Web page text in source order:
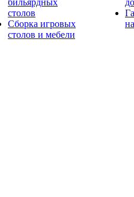
бильярдных
столов
Сборка игровых
столов и мебели